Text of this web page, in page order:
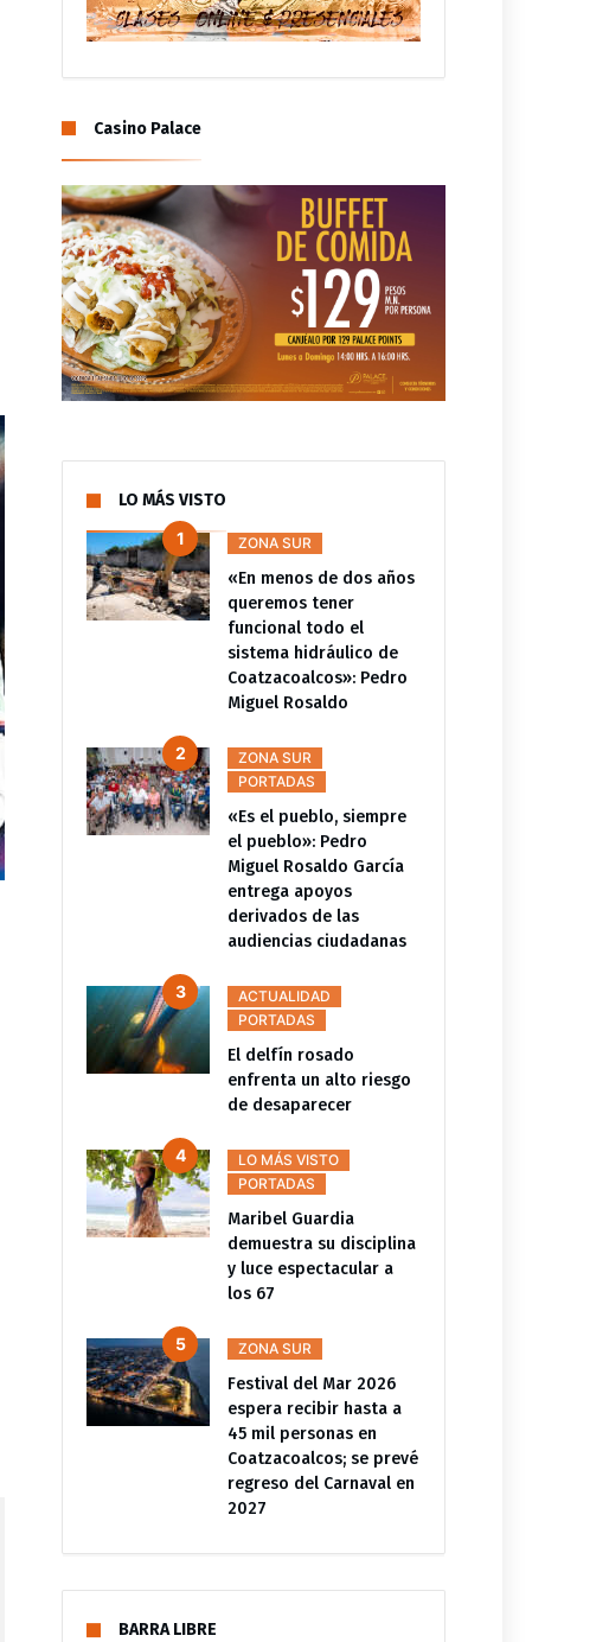
Casino Palace
LO MÁS VISTO
ZONA SUR
«En menos de dos años
queremos tener
funcional todo el
sistema hidráulico de
Coatzacoalcos»: Pedro
Miguel Rosaldo
ZONA SUR
PORTADAS
«Es el pueblo, siempre
el pueblo»: Pedro
Miguel Rosaldo García
entrega apoyos
derivados de las
audiencias ciudadanas
ACTUALIDAD
PORTADAS
El delfín rosado
enfrenta un alto riesgo
de desaparecer
LO MÁS VISTO
PORTADAS
Maribel Guardia
demuestra su disciplina
y luce espectacular a
los 67
ZONA SUR
Festival del Mar 2026
espera recibir hasta a
45 mil personas en
Coatzacoalcos; se prevé
regreso del Carnaval en
2027
BARRA LIBRE